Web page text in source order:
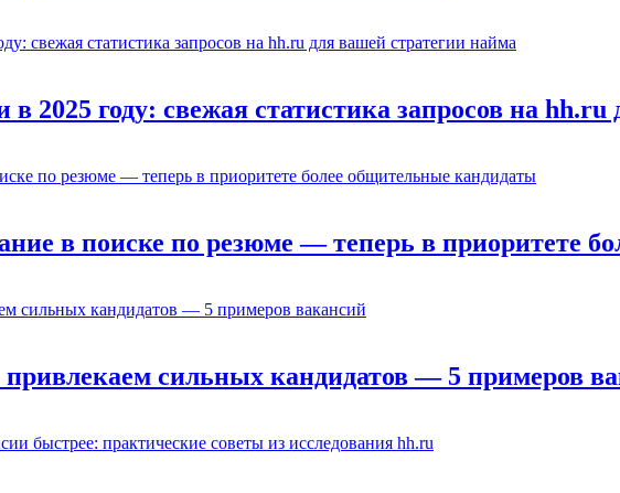
2025 году: свежая статистика запросов на
в поиске по резюме — теперь в приоритете
сильных кандидатов — 5 примеров